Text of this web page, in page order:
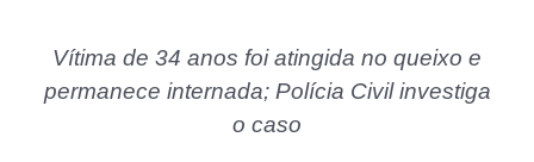
Vítima de 34 anos foi atingida no queixo e
permanece internada; Polícia Civil investiga
o caso